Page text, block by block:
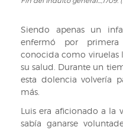
Fin
Indulto
general...,1709.
(II/1431
f.
669r-
670v)
Siendo apenas un
enfermó por
conocida como viruelas
su salud. Durante un
esta dolencia volvería
más.
Luis era aficionado a la
sabía ganarse